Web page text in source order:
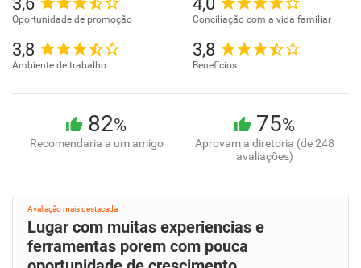
Oportunidade de promoção Conciliação com a vida familiar
3,8
Ambiente de trabalho
3,8
Benefícios
82%
Recomendaria a um amigo
75%
Aprovam a diretoria (de 248
avaliações)
Avaliação mais destacada
Lugar com muitas experiencias e
ferramentas porem com pouca